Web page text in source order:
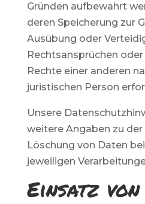
Gründen aufbewahrt
deren Speicherung zur
Ausübung oder
Rechtsansprüchen
Rechte einer anderen
juristischen Person
Unsere
weitere Angaben zu
Löschung von Daten
jeweiligen
Einsatz